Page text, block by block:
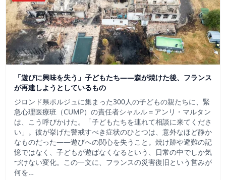
「遊びに興味を失う」子どもたち——森が焼けた後、フランス
が再建しようとしているもの
ジロンド県ポルジュに集まった300人の子どもの親たちに、緊
急心理医療班（CUMP）の責任者シャルル＝アンリ・マルタン
は、こう呼びかけた。「子どもたちを連れて相談に来てくださ
い」。彼が挙げた警戒すべき症状のひとつは、意外なほど静か
なものだった――遊びへの関心を失うこと。焼け跡や避難の記
憶ではなく、子どもが遊ばなくなるという、日常の中でしか気
づけない変化。この一文に、フランスの災害復旧という営みが
何を…